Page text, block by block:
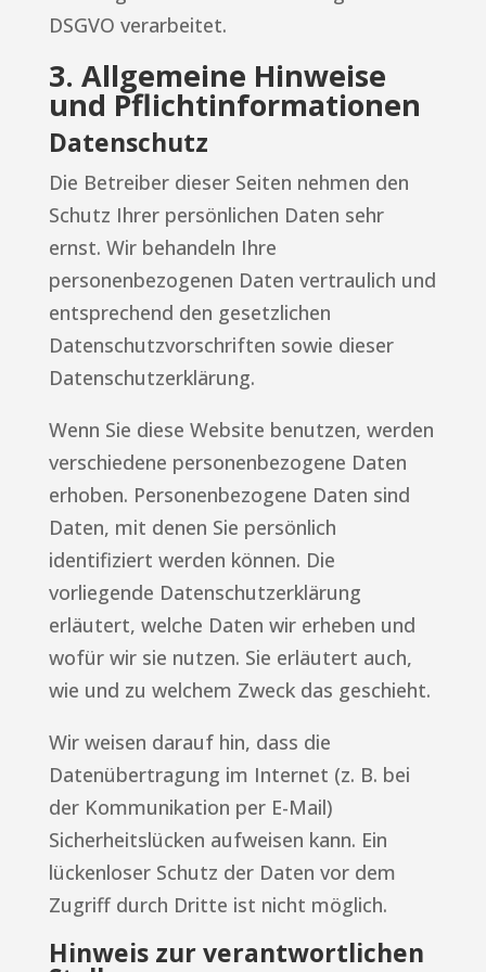
DSGVO verarbeitet.
3. Allgemeine Hinweise
und Pflicht­informationen
Datenschutz
Die Betreiber dieser Seiten nehmen den
Schutz Ihrer persönlichen Daten sehr
ernst. Wir behandeln Ihre
personenbezogenen Daten vertraulich und
entsprechend den gesetzlichen
Datenschutzvorschriften sowie dieser
Datenschutzerklärung.
Wenn Sie diese Website benutzen, werden
verschiedene personenbezogene Daten
erhoben. Personenbezogene Daten sind
Daten, mit denen Sie persönlich
identifiziert werden können. Die
vorliegende Datenschutzerklärung
erläutert, welche Daten wir erheben und
wofür wir sie nutzen. Sie erläutert auch,
wie und zu welchem Zweck das geschieht.
Wir weisen darauf hin, dass die
Datenübertragung im Internet (z. B. bei
der Kommunikation per E-Mail)
Sicherheitslücken aufweisen kann. Ein
lückenloser Schutz der Daten vor dem
Zugriff durch Dritte ist nicht möglich.
Hinweis zur verantwortlichen